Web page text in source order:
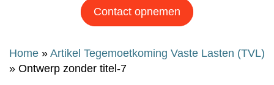
Contact opnemen
Home » Artikel Tegemoetkoming Vaste Lasten (TVL)
» Ontwerp zonder titel-7